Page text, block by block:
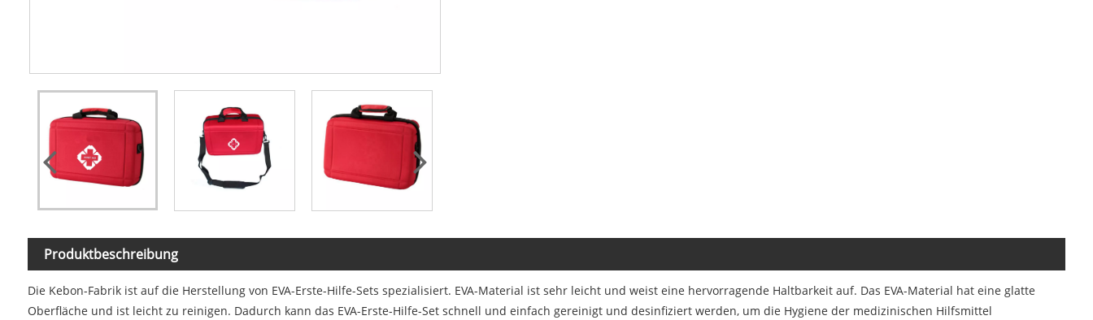
Produktbeschreibung
Die Kebon-Fabrik ist auf die Herstellung von EVA-Erste-Hilfe-Sets spezialisiert. EVA-Material ist sehr leicht und weist eine hervorragende Haltbarkeit auf. Das EVA-Material hat eine glatte
Oberfläche und ist leicht zu reinigen. Dadurch kann das EVA-Erste-Hilfe-Set schnell und einfach gereinigt und desinfiziert werden, um die Hygiene der medizinischen Hilfsmittel